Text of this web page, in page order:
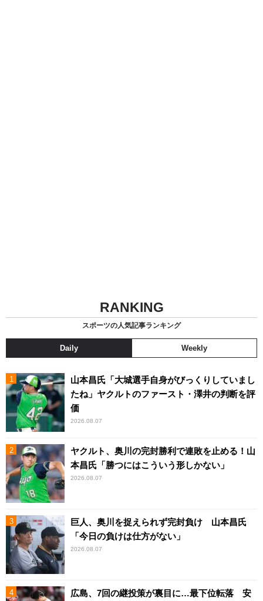
RANKING
スポーツの人気記事ランキング
Daily Weekly
山本昌氏「大城選手自身がびっくりしていまし
たね」ヤクルトのファースト・澤井の判断を評
価
2026.08.07
ヤクルト、奥川の完封勝利で連敗を止める！山
本昌氏「勝つにはこういう形しかない」
2026.08.07
巨人、奥川を捉えられず完封負け 山本昌氏
「今日の負けは仕方がない」
2026.08.07
広島、7回の継投策が裏目に…最下位転落 安